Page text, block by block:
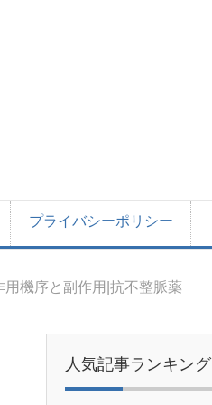
プライバシーポリシー
機序と副作用|抗不整脈薬
人気記事ランキング